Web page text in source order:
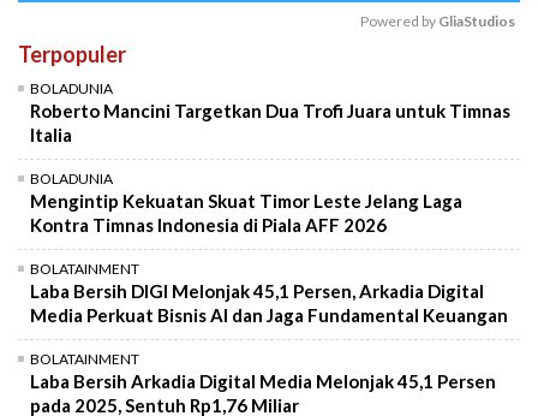
Powered by GliaStudios
Terpopuler
BOLADUNIA
Roberto Mancini Targetkan Dua Trofi Juara untuk Timnas
Italia
BOLADUNIA
Mengintip Kekuatan Skuat Timor Leste Jelang Laga
Kontra Timnas Indonesia di Piala AFF 2026
BOLATAINMENT
Laba Bersih DIGI Melonjak 45,1 Persen, Arkadia Digital
Media Perkuat Bisnis AI dan Jaga Fundamental Keuangan
BOLATAINMENT
Laba Bersih Arkadia Digital Media Melonjak 45,1 Persen
pada 2025, Sentuh Rp1,76 Miliar